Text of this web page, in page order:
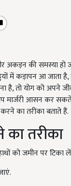
की समस्या हो
में कड़ापन आ
है, तो योग को अपने
आसन कर सकते
का तरीका बताते हैं.
तरीका
को जमीन पर टिका